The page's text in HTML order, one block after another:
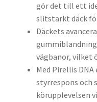
gör det till ett
slitstarkt däck
Däckets
vägbanor, vilket
Med Pirellis DNA
styrrespons
körupplevelsen